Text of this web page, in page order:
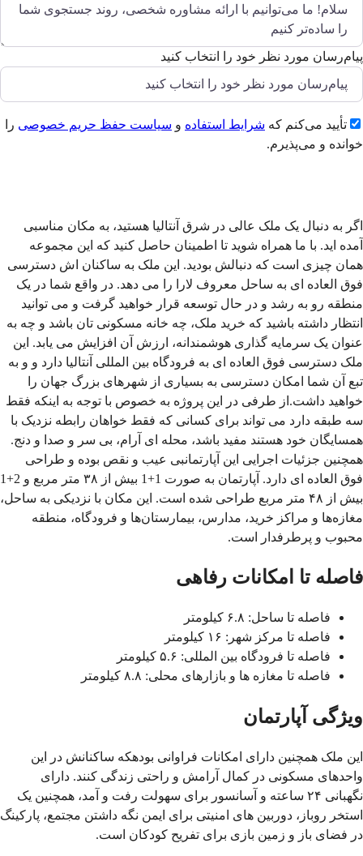
پیام‌رسان مورد نظر خود را انتخاب کنید
تأیید می‌کنم که شرایط استفاده و سیاست حفظ حریم خصوصی را
خوانده و می‌پذیرم.
اگر به دنبال یک ملک عالی در شرق آنتالیا هستید، به مکان مناسبی
آمده اید. با ما همراه شوید تا اطمینان حاصل کنید که این مجموعه
همان چیزی است که دنبالش بودید. این ملک به ساکنان اش دسترسی
فوق العاده ای به ساحل معروف لارا را می دهد. در واقع شما در یک
منطقه رو به رشد و در حال توسعه قرار خواهید گرفت و می توانید
انتظار داشته باشید که خرید ملک، چه خانه مسکونی تان باشد و چه به
عنوان یک سرمایه گذاری هوشمندانه، ارزش آن افزایش می یابد. این
ملک دسترسی فوق العاده ای به فرودگاه بین المللی آنتالیا دارد و و به
تبع آن شما امکان دسترسی به بسیاری از شهرهای بزرگ جهان را
خواهید داشت.از طرفی در این پروژه به خصوص با توجه به اینکه فقط
سه طبقه دارد می تواند برای کسانی که فقط خواهان رابطه نزدیک با
همسایگان خود هستند مفید باشد، محله ای آرام، بی سر و صدا و دنج.
همچنین جزئیات اجرایی این آپارتمانبی عیب و نقص بوده و طراحی
فوق العاده ای دارد. آپارتمان به صورت 1+1 بیش از ۳۸ متر مربع و 2+1
بیش از ۴۸ متر مربع طراحی شده است. این مکان با نزدیکی به ساحل،
مغازه‌ها و مراکز خرید، مدارس، بیمارستان‌ها و فرودگاه، منطقه
محبوب و پرطرفدار است.
فاصله تا امکانات رفاهی
فاصله تا ساحل: ۶.۸ کیلومتر
فاصله تا مرکز شهر: ۱۶ کیلومتر
فاصله تا فرودگاه بین المللی: ۵.۶ کیلومتر
فاصله تا مغازه ها و بازارهای محلی: ۸.۸ کیلومتر
ویژگی آپارتمان
این ملک همچنین دارای امکانات فراوانی بودهکه ساکنانش در این
واحدهای مسکونی در کمال آرامش و راحتی زندگی کنند. دارای
نگهبانی ۲۴ ساعته و آسانسور برای سهولت رفت و آمد، همچنین یک
استخر روباز، دوربین های امنیتی برای ایمن نگه داشتن مجتمع، پارکینگ
در فضای باز و زمین بازی برای تفریح کودکان است.